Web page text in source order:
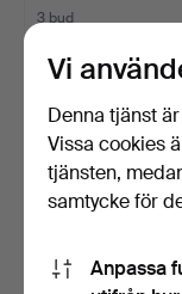
3 bud
Vi
Denna tjänst
Vissa cookies
tjänsten,
samtycke för
Anpassa